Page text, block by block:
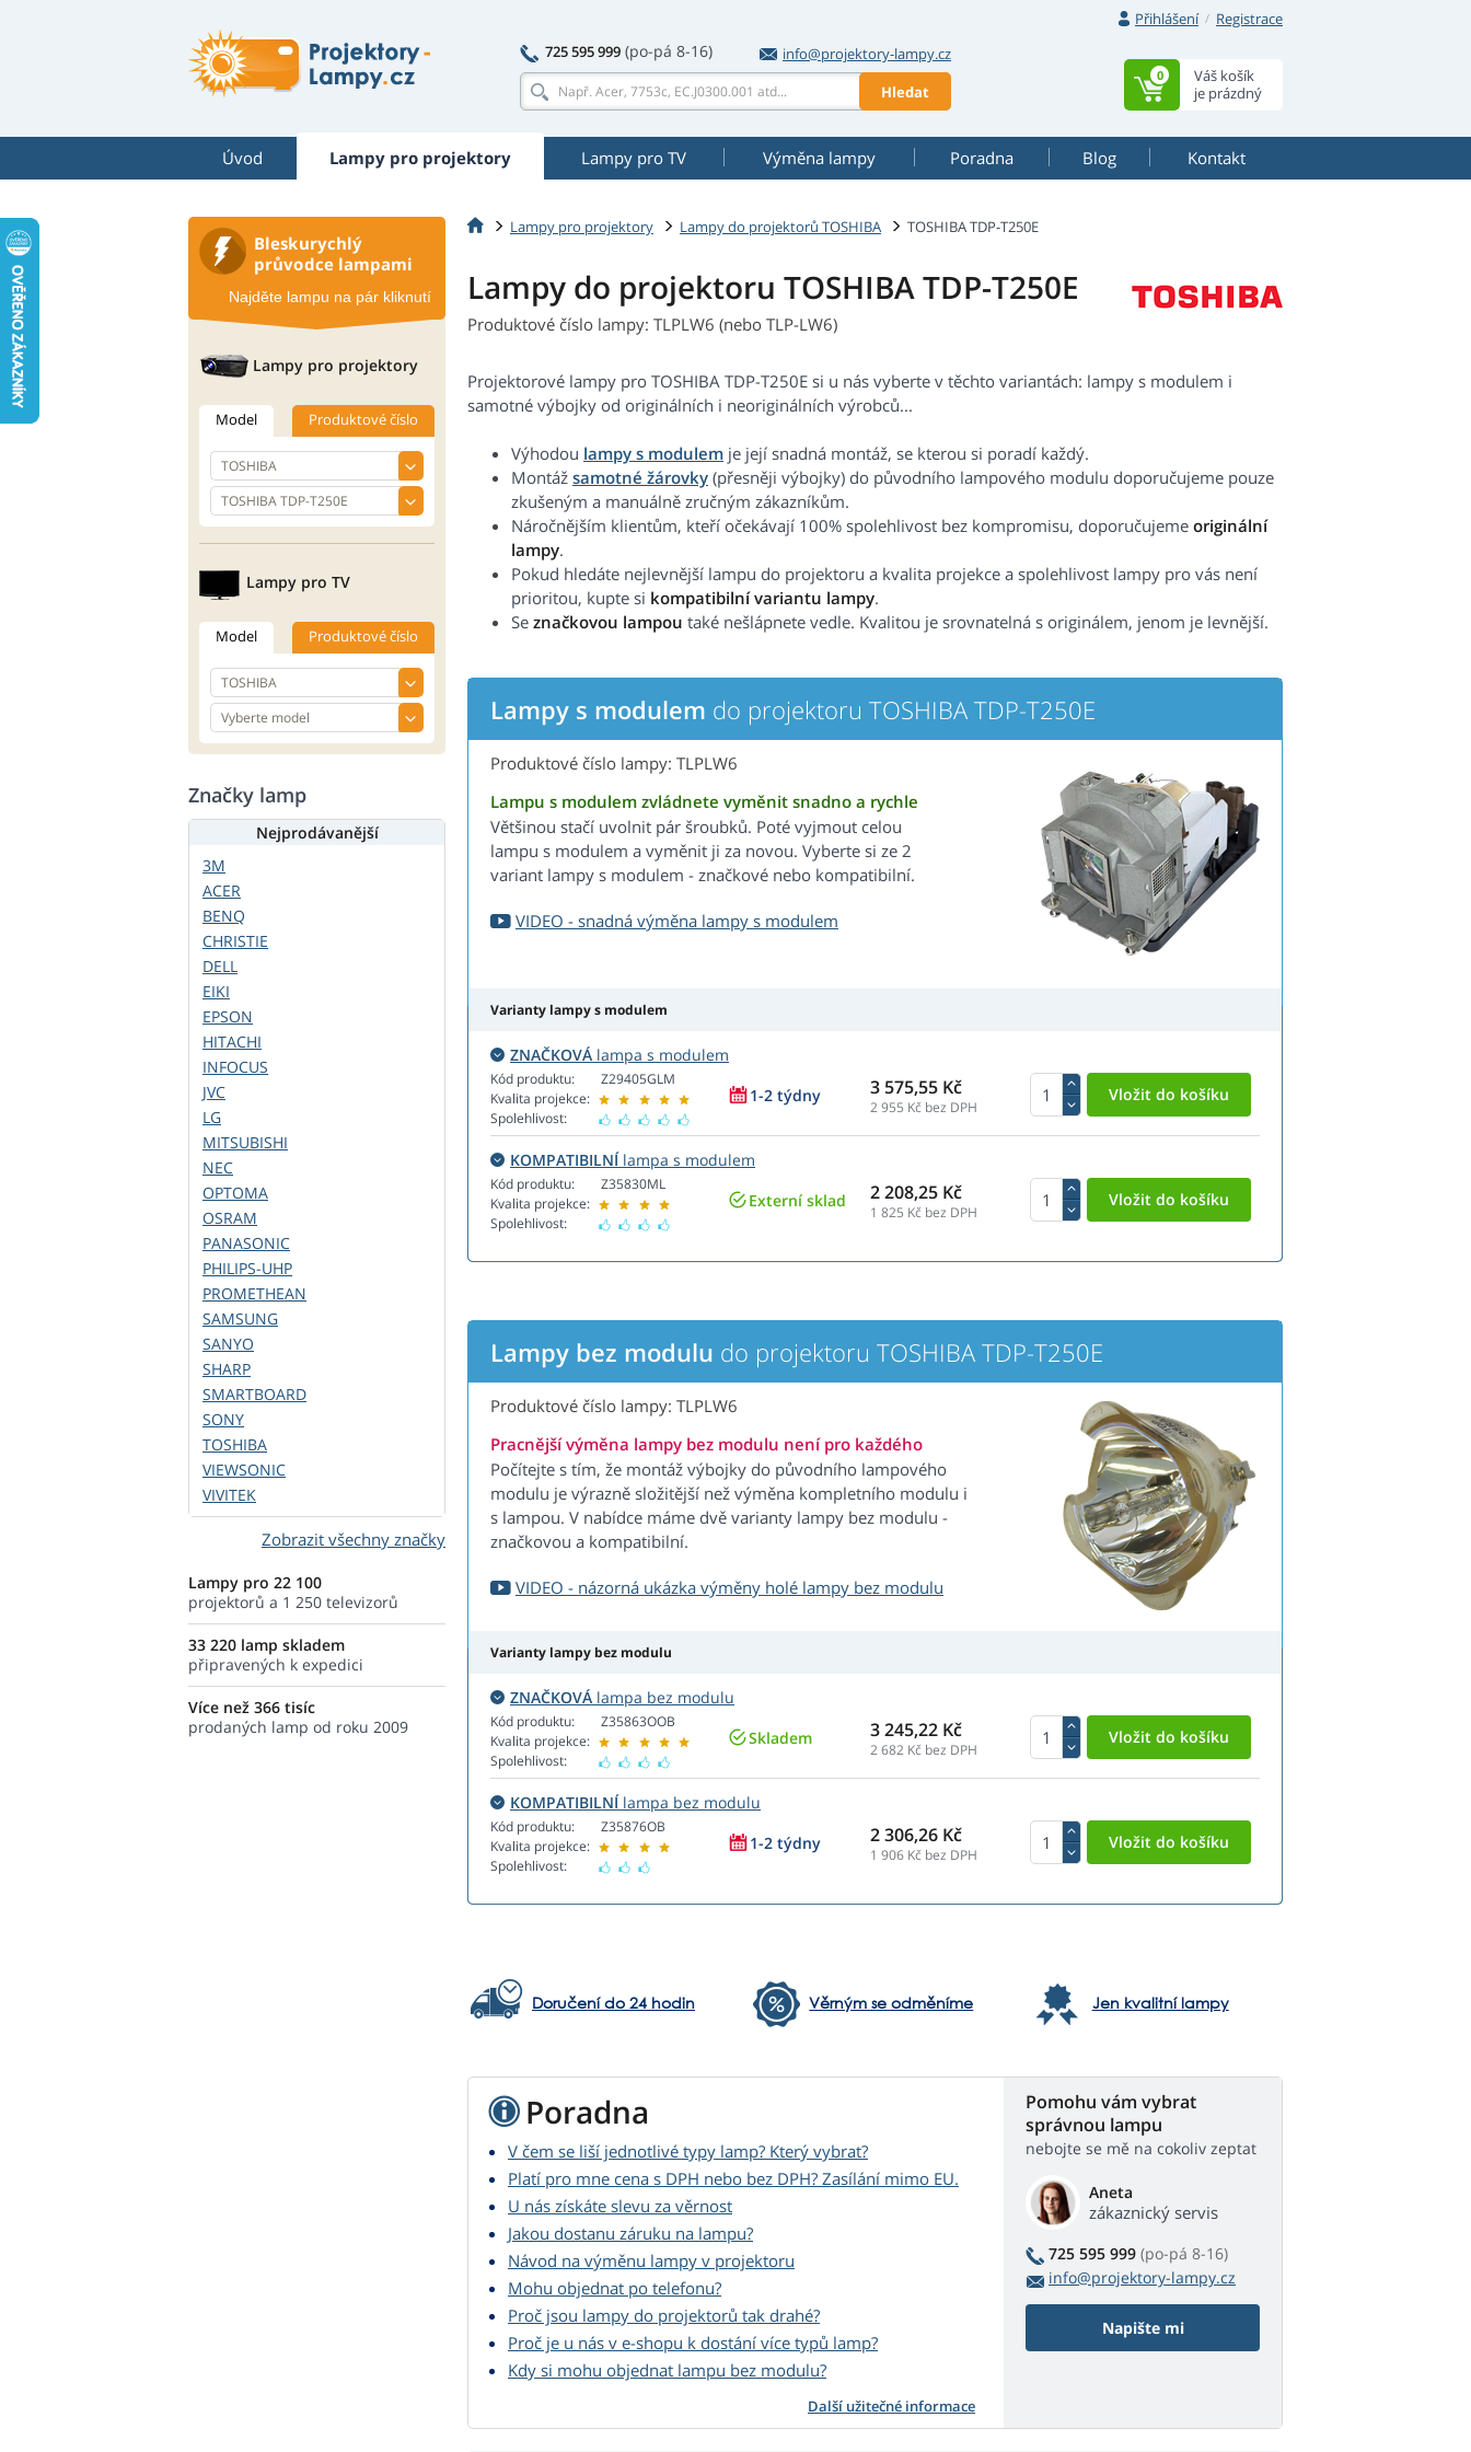
Přihlášení
Registrace
725 595 999 (po-pá 8-16)
info@projektory-lampy.cz
Hledat
Váš košík
je prázdný
0
Úvod Lampy pro projektory Lampy pro TV Výměna lampy Poradna Blog Kontakt
Lampy pro projektory Lampy do projektorů TOSHIBA TOSHIBA TDP-T250E
Lampy do projektoru TOSHIBA TDP-T250E
Produktové číslo lampy: TLPLW6 (nebo TLP-LW6)
Projektorové lampy pro TOSHIBA TDP-T250E si u nás vyberte v těchto variantách: lampy s modulem i
samotné výbojky od originálních i neoriginálních výrobců...
Výhodou lampy s modulem je její snadná montáž, se kterou si poradí každý.
Montáž samotné žárovky (přesněji výbojky) do původního lampového modulu doporučujeme pouze
zkušeným a manuálně zručným zákazníkům.
Náročnějším klientům, kteří očekávají 100% spolehlivost bez kompromisu, doporučujeme originální
lampy.
Pokud hledáte nejlevnější lampu do projektoru a kvalita projekce a spolehlivost lampy pro vás není
prioritou, kupte si kompatibilní variantu lampy.
Se značkovou lampou také nešlápnete vedle. Kvalitou je srovnatelná s originálem, jenom je levnější.
Lampy s modulem do projektoru TOSHIBA TDP-T250E
Produktové číslo lampy: TLPLW6
Lampu s modulem zvládnete vyměnit snadno a rychle
Většinou stačí uvolnit pár šroubků. Poté vyjmout celou
lampu s modulem a vyměnit ji za novou. Vyberte si ze 2
variant lampy s modulem - značkové nebo kompatibilní.
VIDEO - snadná výměna lampy s modulem
Varianty lampy s modulem
ZNAČKOVÁ lampa s modulem
Kód produktu:
Kvalita projekce:
Spolehlivost:
Z29405GLM
1-2 týdny 3 575,55 Kč
2 955 Kč bez DPH
KOMPATIBILNÍlampa s modulem
Kód produktu:
Kvalita projekce:
Spolehlivost:
Z35830ML
Externí sklad 2 208,25 Kč
1 825 Kč bez DPH
Lampy bez modulu do projektoru TOSHIBA TDP-T250E
Produktové číslo lampy: TLPLW6
Pracnější výměna lampy bez modulu není pro každého
Počítejte s tím, že montáž výbojky do původního lampového
modulu je výrazně složitější než výměna kompletního modulu i
s lampou. V nabídce máme dvě varianty lampy bez modulu -
značkovou a kompatibilní.
VIDEO - názorná ukázka výměny holé lampy bez modulu
Varianty lampy bez modulu
ZNAČKOVÁ lampa bez modulu
Kód produktu:
Kvalita projekce:
Spolehlivost:
Z35863OOB
Skladem 3 245,22 Kč
2 682 Kč bez DPH
KOMPATIBILNÍlampa bez modulu
Kód produktu:
Kvalita projekce:
Spolehlivost:
Z35876OB
1-2 týdny 2 306,26 Kč
1 906 Kč bez DPH
Doručení do 24 hodin Věrným se odměníme Jen kvalitní lampy
Poradna
V čem se liší jednotlivé typy lamp? Který vybrat?
Platí pro mne cena s DPH nebo bez DPH? Zasílání mimo EU.
U nás získáte slevu za věrnost
Jakou dostanu záruku na lampu?
Návod na výměnu lampy v projektoru
Mohu objednat po telefonu?
Proč jsou lampy do projektorů tak drahé?
Proč je u nás v e-shopu k dostání více typů lamp?
Kdy si mohu objednat lampu bez modulu?
Další užitečné informace
Pomohu vám vybrat
správnou lampu
nebojte se mě na cokoliv zeptat
Aneta
zákaznický servis
725 595 999 (po-pá 8-16)
info@projektory-lampy.cz
Napište mi
Bleskurychlý
průvodce lampami
Najděte lampu na pár kliknutí
Lampy pro projektory
Model Produktové číslo
Lampy pro TV
Model Produktové číslo
Značky lamp
Nejprodávanější
3M
ACER
BENQ
CHRISTIE
DELL
EIKI
EPSON
HITACHI
INFOCUS
JVC
LG
MITSUBISHI
NEC
OPTOMA
OSRAM
PANASONIC
PHILIPS-UHP
PROMETHEAN
SAMSUNG
SANYO
SHARP
SMARTBOARD
SONY
TOSHIBA
VIEWSONIC
VIVITEK
Zobrazit všechny značky
Lampy pro 22 100
projektorů a 1 250 televizorů
33 220 lamp skladem
připravených k expedici
Více než 366 tisíc
prodaných lamp od roku 2009